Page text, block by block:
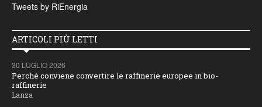
Tweets by RiEnergia
ARTICOLI PIÙ LETTI
30 LUGLIO 2026
Perché conviene convertire le raffinerie europee in bio-
raffinerie
Lanza